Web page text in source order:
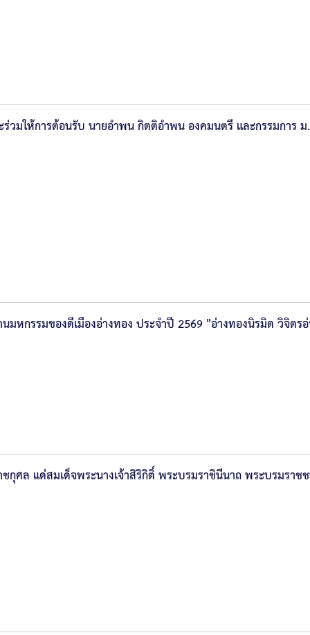
วมให้การต้อนรับ นายอำพน กิตติอำพน องคมนตรี และกรรมการ
หกรรมของดีเมืองอ่างทอง ประจำปี 2569 "อ่างทองนิรมิต วิจิตร
ศล แด่สมเด็จพระนางเจ้าสิริกิติ์ พระบรมราชินีนาถ พระบรมรา